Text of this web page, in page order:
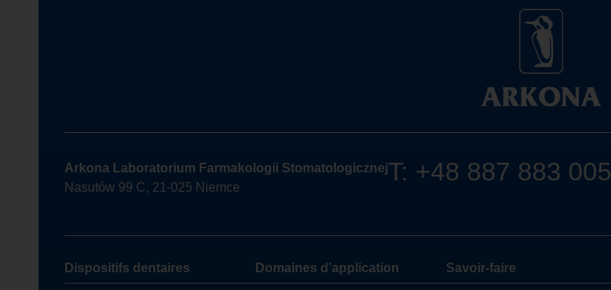
Arkona Laboratorium Farmakologii Stomatologicznej
Nasutów 99 C, 21-025 Niemce
T: +48 887 883 005
Dispositifs dentaires Domaines d’application Savoir-faire